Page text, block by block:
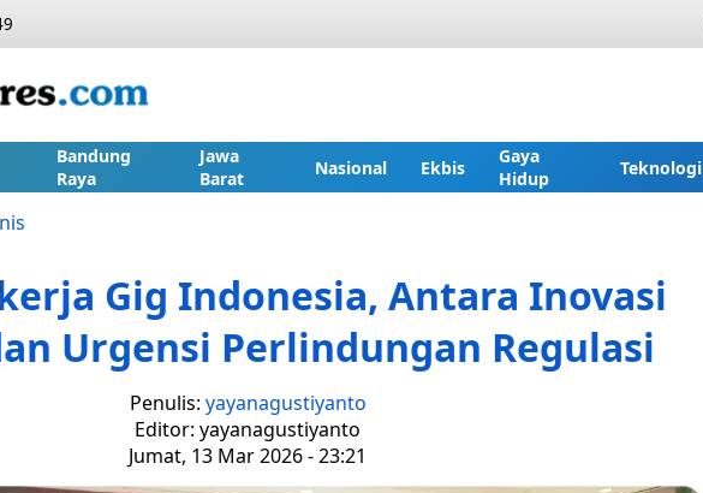
Bandung
Raya
Jawa
Barat
Nasional Ekbis
Gaya
Hidup
Teknologi
Gig Indonesia, Antara Inovasi
Urgensi Perlindungan Regulasi
Penulis: yayanagustiyanto
Editor: yayanagustiyanto
Jumat, 13 Mar 2026 - 23:21